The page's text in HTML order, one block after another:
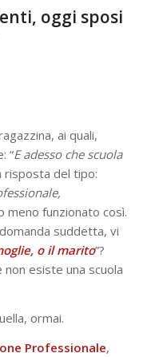
oggi sposi
ai quali,
“E adesso che scuola
del tipo:
meno funzionato così.
suddetta, vi
o il marito”?
esiste una scuola
ormai.
Professionale,